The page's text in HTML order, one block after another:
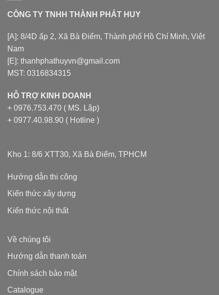
CÔNG TY TNHH THÀNH PHÁT HUY
[A]: 8/4D ấp 2, Xã Bà Điểm, Thành phố Hồ Chí Minh, Việt
Nam
[E]: thanhphathuyvn@gmail.com
MST: 0316834315
HỖ TRỢ KINH DOANH
+ 0976.753.470 ( MS. Lập)
+ 0977.40.98.90 ( Hotline )
Kho 1: 8/6 XTT30, Xã Bà Điểm, TPHCM
Hướng dẫn thi công
Kiến thức xây dựng
Kiến thức nội thất
Về chúng tôi
Hướng dẫn thanh toán
Chính sách bảo mật
Catalogue